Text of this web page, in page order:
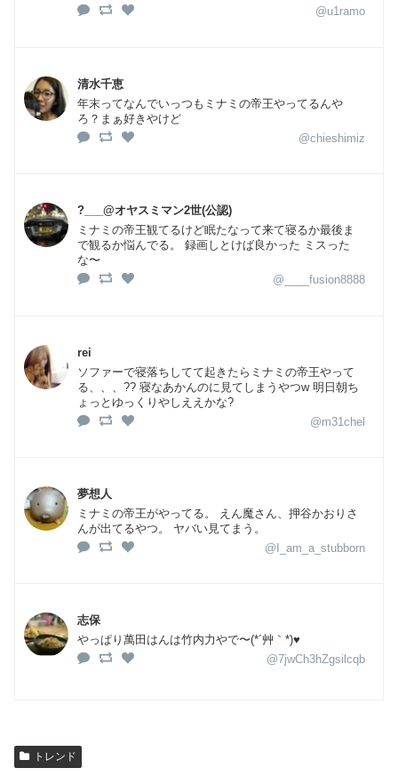
@u1ramo
清水千恵
年末ってなんでいっつもミナミの帝王やってるんや
ろ？まぁ好きやけど
@chieshimiz
?___@オヤスミマン2世(公認)
ミナミの帝王観てるけど眠たなって来て寝るか最後ま
で観るか悩んでる。 録画しとけば良かった ミスった
な〜
@____fusion8888
rei
ソファーで寝落ちしてて起きたらミナミの帝王やって
る、、、?? 寝なあかんのに見てしまうやつw 明日朝ち
ょっとゆっくりやしええかな?
@m31chel
夢想人
ミナミの帝王がやってる。 えん魔さん、押谷かおりさ
んが出てるやつ。 ヤバい見てまう。
@I_am_a_stubborn
志保
やっぱり萬田はんは竹内力やで〜(*´艸｀*)♥
@7jwCh3hZgsilcqb
トレンド